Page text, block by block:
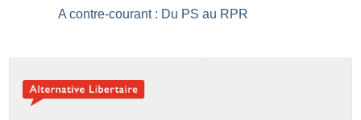
A contre-courant : Du PS au RPR